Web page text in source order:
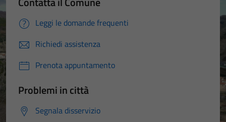
Leggi le domande frequenti
Richiedi assistenza
Prenota appuntamento
Problemi in città
Segnala disservizio